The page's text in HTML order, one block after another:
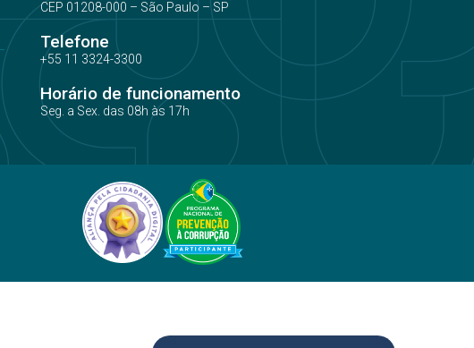
CEP 01208-000 – São Paulo – SP
Telefone
+55 11 3324-3300
Horário de funcionamento
Seg. a Sex. das 08h às 17h